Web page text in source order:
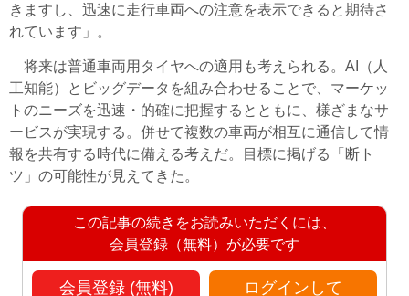
きますし、迅速に走行車両への注意を表示できると期待さ
れています」。
将来は普通車両用タイヤへの適用も考えられる。AI（人
工知能）とビッグデータを組み合わせることで、マーケッ
トのニーズを迅速・的確に把握するとともに、様ざまなサ
ービスが実現する。併せて複数の車両が相互に通信して情
報を共有する時代に備える考えだ。目標に掲げる「断ト
ツ」の可能性が見えてきた。
この記事の続きをお読みいただくには、
会員登録（無料）が必要です
会員登録 (無料)
ログインして